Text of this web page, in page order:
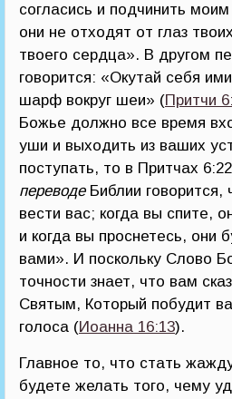
согласись и подчинить
они не отходят от глаз
твоего сердца». В другом
говорится: «Окутай себя
шарф вокруг шеи» (Притчи
Божье должно все время
уши и выходить из ваших
поступать, то в Притчах
переводеБиблии говорится,
вести вас; когда вы спите,
и когда вы проснетесь, они
вами». И поскольку Слово
точности знает, что вам
Святым, Который побудит
голоса (Иоанна 16:13).
Главное то, что стать
будете желать того, чему